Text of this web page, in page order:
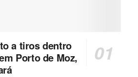
a tiros dentro
Porto de Moz,